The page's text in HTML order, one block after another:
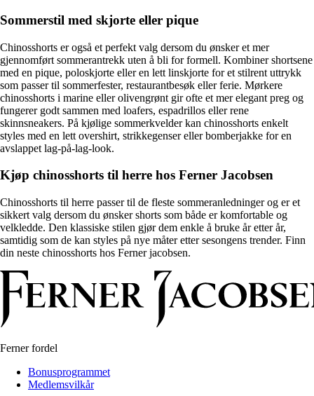
Sommerstil med skjorte eller pique
Chinosshorts er også et perfekt valg dersom du ønsker et mer
gjennomført sommerantrekk uten å bli for formell. Kombiner shortsene
med en pique, poloskjorte eller en lett linskjorte for et stilrent uttrykk
som passer til sommerfester, restaurantbesøk eller ferie. Mørkere
chinosshorts i marine eller olivengrønt gir ofte et mer elegant preg og
fungerer godt sammen med loafers, espadrillos eller rene
skinnsneakers. På kjølige sommerkvelder kan chinosshorts enkelt
styles med en lett overshirt, strikkegenser eller bomberjakke for en
avslappet lag-på-lag-look.
Kjøp chinosshorts til herre hos Ferner Jacobsen
Chinosshorts til herre passer til de fleste sommeranledninger og er et
sikkert valg dersom du ønsker shorts som både er komfortable og
velkledde. Den klassiske stilen gjør dem enkle å bruke år etter år,
samtidig som de kan styles på nye måter etter sesongens trender. Finn
din neste chinosshorts hos Ferner jacobsen.
Ferner fordel
Bonusprogrammet
Medlemsvilkår